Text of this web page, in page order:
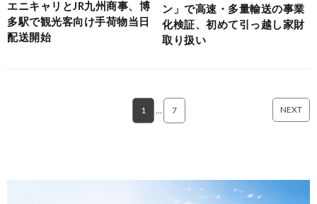
エニキャリとJR九州商事、博
多駅で観光客向け手荷物当日
配送開始
ン」で高速・多量輸送の事業
化検証、初めて引っ越し家財
取り扱い
1 7 NEXT